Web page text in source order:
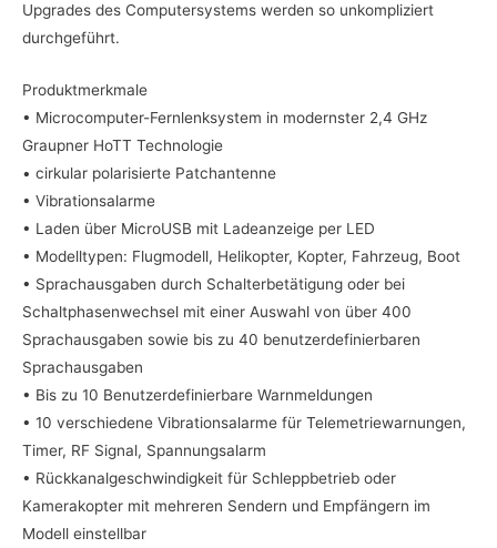
Upgrades des Computersystems werden so unkompliziert
durchgeführt.
Produktmerkmale
• Microcomputer-Fernlenksystem in modernster 2,4 GHz
Graupner HoTT Technologie
• cirkular polarisierte Patchantenne
• Vibrationsalarme
• Laden über MicroUSB mit Ladeanzeige per LED
• Modelltypen: Flugmodell, Helikopter, Kopter, Fahrzeug, Boot
• Sprachausgaben durch Schalterbetätigung oder bei
Schaltphasenwechsel mit einer Auswahl von über 400
Sprachausgaben sowie bis zu 40 benutzerdefinierbaren
Sprachausgaben
• Bis zu 10 Benutzerdefinierbare Warnmeldungen
• 10 verschiedene Vibrationsalarme für Telemetriewarnungen,
Timer, RF Signal, Spannungsalarm
• Rückkanalgeschwindigkeit für Schleppbetrieb oder
Kamerakopter mit mehreren Sendern und Empfängern im
Modell einstellbar